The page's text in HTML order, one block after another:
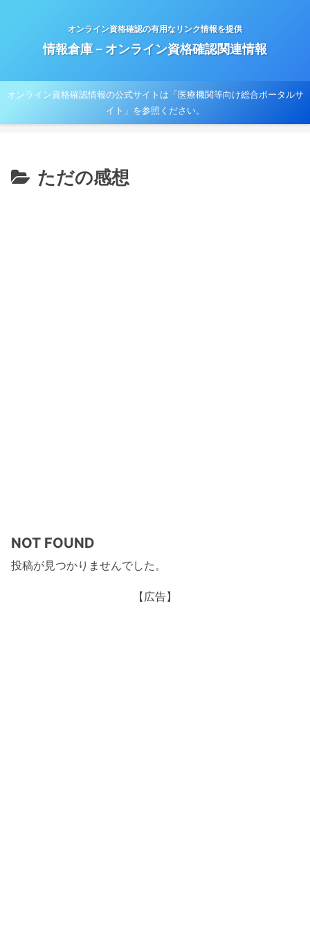
オンライン資格確認の有用なリンク情報を提供
情報倉庫－オンライン資格確認関連情報
オンライン資格確認情報の公式サイトは「医療機関等向け総合ポータルサ
イト」を参照ください。
ただの感想
NOT FOUND
投稿が見つかりませんでした。
【広告】